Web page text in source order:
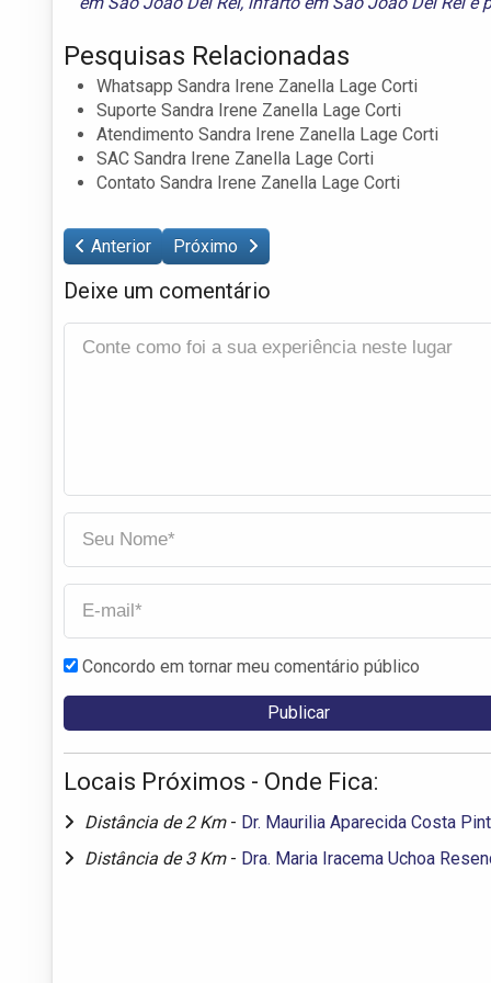
Pesquisas Relacionadas
Whatsapp Sandra Irene Zanella Lage Corti
Suporte Sandra Irene Zanella Lage Corti
Atendimento Sandra Irene Zanella Lage Corti
SAC Sandra Irene Zanella Lage Corti
Contato Sandra Irene Zanella Lage Corti
Anterior Próximo
Deixe um comentário
Concordo em tornar meu comentário público
Locais Próximos - Onde Fica:
Distância de 2 Km - Dr. Maurilia Aparecida Costa
Distância de 3 Km - Dra. Maria Iracema Uchoa